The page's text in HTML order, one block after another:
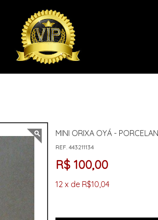
MINI ORIXA OYÁ -
REF. 443211134
R$ 100,00
12 x de R$10,04